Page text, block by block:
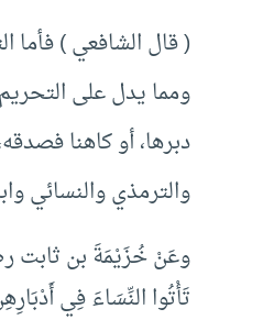
( قال الشافعي ) فأما
ومما يدل على
دبرها، أو كاهنا
والترمذي والنسائي
وعَنْ خُزَيْمَةَ بن ثابت
تَأْتُوا النِّسَاءَ فِي